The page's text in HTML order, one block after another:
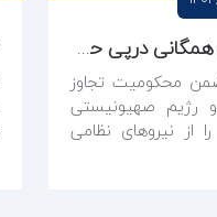
بیانیه فدراسیون ورزشهای همگانی درپی حملات و تجاوز آمریکایی صهیونیستی به خاک ایران اسلامی
محکومیت تجاوز
و رژیم صهیونیستی
از نیروهای نظامی